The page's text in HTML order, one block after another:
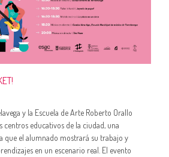
y la Escuela de Arte Roberto Orallo
educativos de la ciudad, una
que el alumnado mostrará su trabajo y
en un escenario real. El evento